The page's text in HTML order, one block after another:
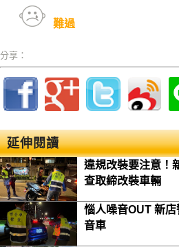
難過
分享：
延伸閱讀
違規改裝要注意！
查取締改裝車輛
惱人噪音OUT 新
音車